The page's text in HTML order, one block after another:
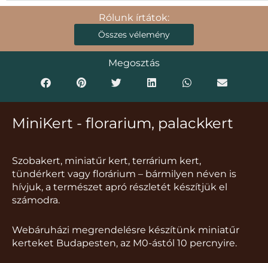
Rólunk írtátok:
Összes vélemény
Megosztás
MiniKert - florarium, palackkert
Szobakert, miniatűr kert, terrárium kert,
tündérkert vagy florárium – bármilyen néven is
hívjuk, a természet apró részletét készítjük el
számodra.
Webáruházi megrendelésre készítünk miniatűr
kerteket Budapesten, az M0-ástól 10 percnyire.